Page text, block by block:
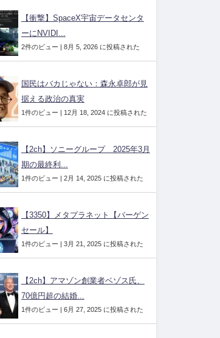
【衝撃】SpaceX宇宙データセンタ
ーにNVIDI...
2件のビュー | 8月 5, 2026 に投稿された
国民はバカじゃない：森永卓郎が見
据える政治の真実
1件のビュー | 12月 18, 2024 に投稿された
【2ch】ソニーグループ 2025年3月
期の最終利...
1件のビュー | 2月 14, 2025 に投稿された
【3350】メタプラネット【バーゲン
セール】
1件のビュー | 3月 21, 2025 に投稿された
【2ch】アマゾン創業者ベゾス氏、
70億円超の結婚...
1件のビュー | 6月 27, 2025 に投稿された